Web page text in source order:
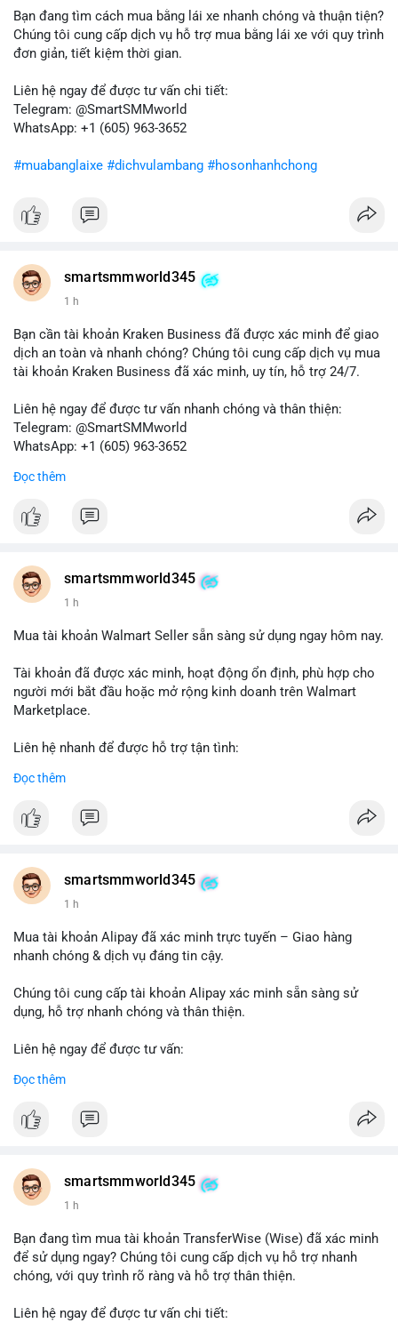
bán ngắn hạn có thể xuất hiện, gây biến động giá. Ngược lại,
nếu chuyển sang ví lạnh, tín hiệu này cho thấy niềm tin nắm giữ
của nhà đầu tư lớn vẫn còn vững chắc.
Lời khuyên cho nhà đầu tư nhỏ lẻ: Theo dõi sát các giao dịch
tiếp theo từ địa chỉ này để xác định điểm đến của dòng tiền.
Tránh hành động theo cảm xúc; hãy dựa trên dữ liệu xác nhận
tăng.
Bạn đang tìm cách mua bằng lái xe nhanh chóng và thuận tiện?
Chúng tôi cung cấp dịch vụ hỗ trợ mua bằng lái xe với quy trình
đơn giản, tiết kiệm thời gian.
Liên hệ ngay để được tư vấn chi tiết:
Telegram: @SmartSMMworld
WhatsApp: +1 (605) 963-3652
#muabanglaixe #dichvulambang #hosonhanhchong
smartsmmworld345
1 h
Bạn cần tài khoản Kraken Business đã được xác minh để giao
dịch an toàn và nhanh chóng? Chúng tôi cung cấp dịch vụ mua
tài khoản Kraken Business đã xác minh, uy tín, hỗ trợ 24/7.
Liên hệ ngay để được tư vấn nhanh chóng và thân thiện:
Telegram: @SmartSMMworld
WhatsApp: +1 (605) 963-3652
#buyverifiedkrakenbusinessaccounts
Đọc thêm
smartsmmworld345
1 h
Mua tài khoản Walmart Seller sẵn sàng sử dụng ngay hôm nay.
Tài khoản đã được xác minh, hoạt động ổn định, phù hợp cho
người mới bắt đầu hoặc mở rộng kinh doanh trên Walmart
Marketplace.
Liên hệ nhanh để được hỗ trợ tận tình:
WhatsApp: +1 (605) 963-3652
#buywalmartselleraccounts
Đọc thêm
smartsmmworld345
1 h
Mua tài khoản Alipay đã xác minh trực tuyến – Giao hàng
nhanh chóng & dịch vụ đáng tin cậy.
Chúng tôi cung cấp tài khoản Alipay xác minh sẵn sàng sử
dụng, hỗ trợ nhanh chóng và thân thiện.
Liên hệ ngay để được tư vấn:
WhatsApp: +1 (605) 963-3652
#buyverifiedalipayaccounts
Đọc thêm
smartsmmworld345
1 h
Bạn đang tìm mua tài khoản TransferWise (Wise) đã xác minh
để sử dụng ngay? Chúng tôi cung cấp dịch vụ hỗ trợ nhanh
chóng, với quy trình rõ ràng và hỗ trợ thân thiện.
Liên hệ ngay để được tư vấn chi tiết: